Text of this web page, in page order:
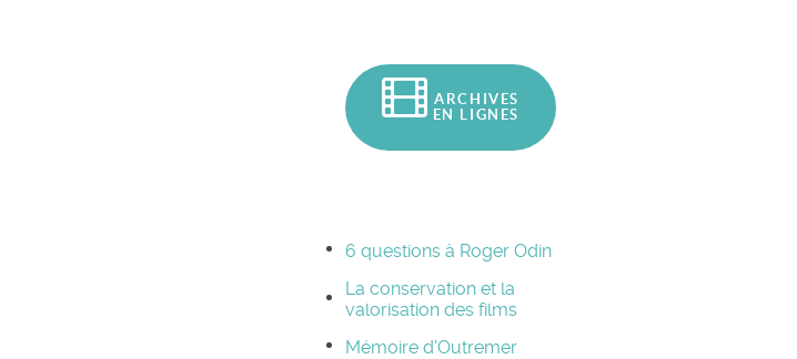
ARCHIVES
EN LIGNES
6 questions à Roger Odin
La conservation et la
valorisation des films
Mémoire d'Outremer